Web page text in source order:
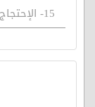
15- الإحتجاج الحسيني